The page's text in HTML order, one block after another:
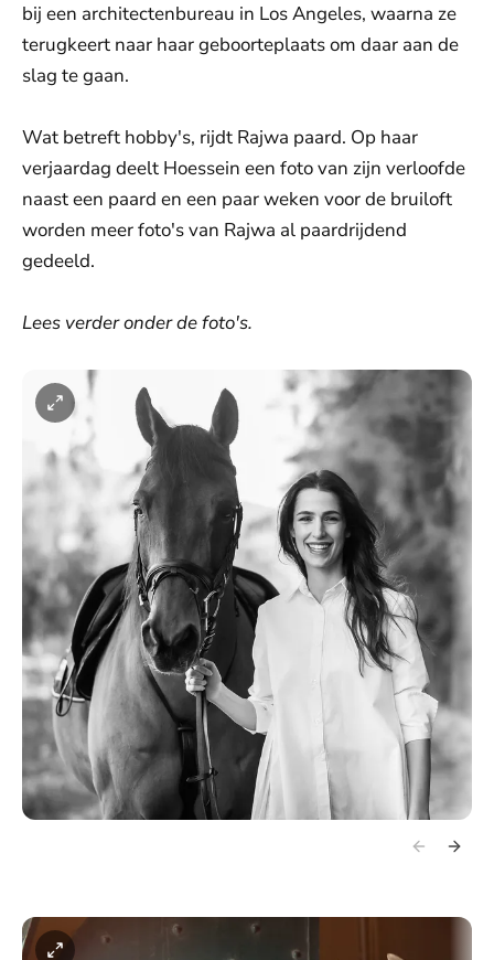
bij een architectenbureau in Los Angeles, waarna ze
terugkeert naar haar geboorteplaats om daar aan de
slag te gaan.
Wat betreft hobby's, rijdt Rajwa paard. Op haar
verjaardag deelt Hoessein een foto van zijn verloofde
naast een paard en een paar weken voor de bruiloft
worden meer foto's van Rajwa al paardrijdend
gedeeld.
Lees verder onder de foto's.